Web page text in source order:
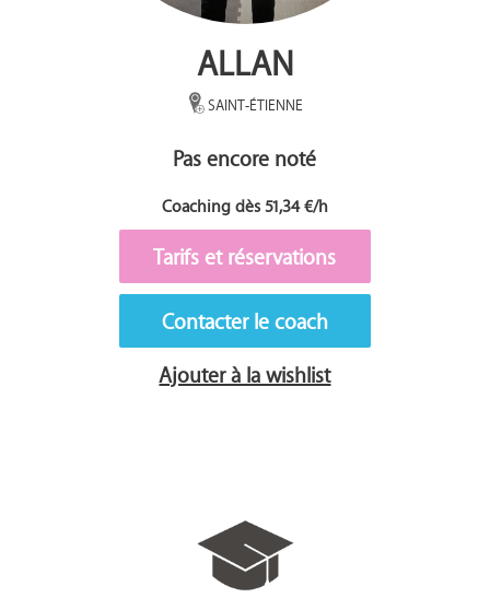
ALLAN
SAINT-ÉTIENNE
Pas encore noté
Coaching dès 51,34 €/h
Tarifs et réservations
Contacter le coach
Ajouter à la wishlist